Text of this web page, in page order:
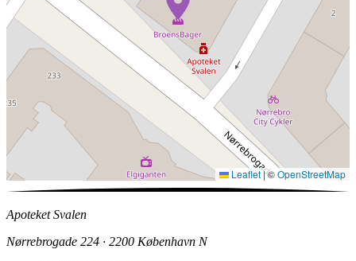
Leaflet |©OpenStreetMap
Apoteket Svalen
Nørrebrogade 224 · 2200 København N